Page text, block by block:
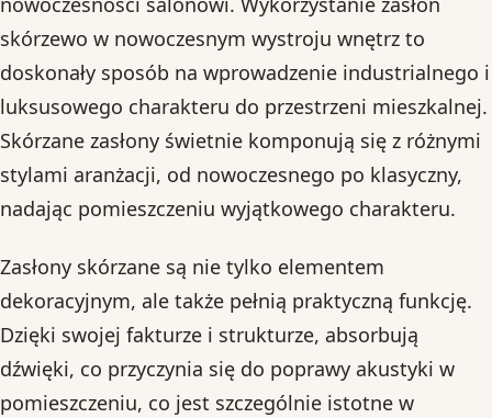
skórzewo w nowoczesnym wystroju wnętrz to
doskonały sposób na wprowadzenie industrialnego i
luksusowego charakteru do przestrzeni mieszkalnej.
Skórzane zasłony świetnie komponują się z różnymi
stylami aranżacji, od nowoczesnego po klasyczny,
nadając pomieszczeniu wyjątkowego charakteru.
Zasłony skórzane są nie tylko elementem
dekoracyjnym, ale także pełnią praktyczną funkcję.
Dzięki swojej fakturze i strukturze, absorbują
dźwięki, co przyczynia się do poprawy akustyki w
pomieszczeniu, co jest szczególnie istotne w